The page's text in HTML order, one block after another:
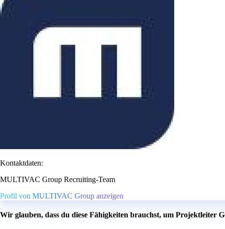
Kontaktdaten:
MULTIVAC Group Recruiting-Team
Profil von MULTIVAC Group anzeigen
Wir glauben, dass du diese Fähigkeiten brauchst, um Projektleiter